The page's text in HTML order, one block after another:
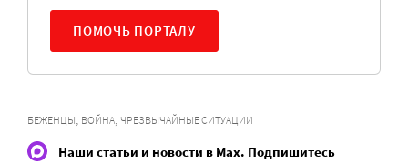
ПОМОЧЬ ПОРТАЛУ
БЕЖЕНЦЫ, ВОЙНА, ЧРЕЗВЫЧАЙНЫЕ СИТУАЦИИ
Наши статьи и новости в Max. Подпишитесь